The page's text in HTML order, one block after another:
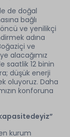
de doğal
bağlı
öncü ve yenilikçi
adına
ve
alacağımız
saatlik 12 binin
düşük enerji
oluyoruz. Daha
konforuna
kurum